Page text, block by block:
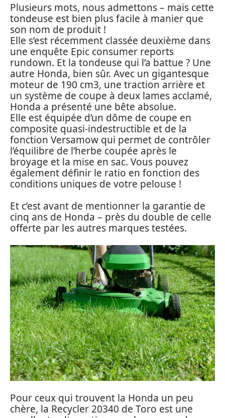
Plusieurs mots, nous admettons – mais cette
tondeuse est bien plus facile à manier que
son nom de produit !
Elle s’est récemment classée deuxième dans
une enquête Epic consumer reports
rundown. Et la tondeuse qui l’a battue ? Une
autre Honda, bien sûr. Avec un gigantesque
moteur de 190 cm3, une traction arrière et
un système de coupe à deux lames acclamé,
Honda a présenté une bête absolue.
Elle est équipée d’un dôme de coupe en
composite quasi-indestructible et de la
fonction Versamow qui permet de contrôler
l’équilibre de l’herbe coupée après le
broyage et la mise en sac. Vous pouvez
également définir le ratio en fonction des
conditions uniques de votre pelouse !
Et c’est avant de mentionner la garantie de
cinq ans de Honda – près du double de celle
offerte par les autres marques testées.
Pour ceux qui trouvent la Honda un peu
chère, la Recycler 20340 de Toro est une